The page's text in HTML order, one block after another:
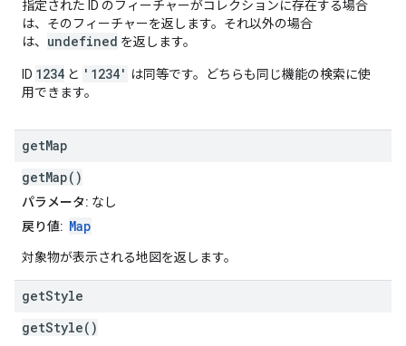
指定された ID のフィーチャーがコレクションに存在する場合
は、そのフィーチャーを返します。それ以外の場合
は、 undefined を返します。
ID 1234 と '1234' は同等です。どちらも同じ機能の検索に使
用できます。
getMap
getMap()
パラメータ: なし
戻り値: Map
対象物が表示される地図を返します。
getStyle
getStyle()